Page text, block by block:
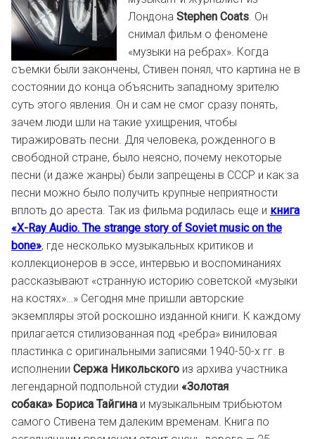
Лондона Stephen Coats. Он
снимал фильм о феномене
«музыки на ребрах». Когда
съемки были закончены, Стивен понял, что картина не в
состоянии до конца объяснить западному зрителю
суть этого явления. Он и сам не смог сразу понять,
зачем люди шли на такие ухищрения, чтобы
тиражировать песни. Для человека, рожденного в
свободной стране, было неясно, почему некоторые
песни (и даже жанры) были запрещены в СССР и как за
песни можно было получить крупные неприятности
вплоть до ареста. Так из фильма родилась еще и книга
«X-Ray Audio. The strange story of Soviet music on the
bone», где несколько музыкальных критиков и
коллекционеров в эссе, интервью и воспоминаниях
рассказывают «странную историю советской «музыки
на костях»…» Сегодня мне пришли авторские
экземпляры этой роскошно изданной книги. К каждому
прилагается стилизованная под «ребра» виниловая
пластинка с оригинальными записями 1940-50-х гг. в
исполнении Сержа Никольского из архива участника
легендарной подпольной студии «Золотая
собака» Бориса Тайгина и музыкальным трибьютом
самого Стивена тем далеким временам. Книга по